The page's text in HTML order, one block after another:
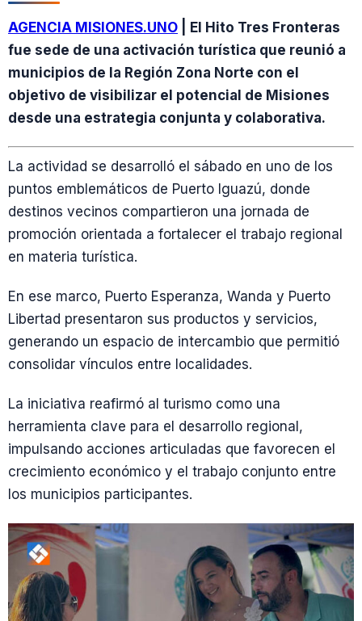
AGENCIA MISIONES.UNO | El Hito Tres Fronteras
fue sede de una activación turística que reunió a
municipios de la Región Zona Norte con el
objetivo de visibilizar el potencial de Misiones
desde una estrategia conjunta y colaborativa.
La actividad se desarrolló el sábado en uno de los
puntos emblemáticos de Puerto Iguazú, donde
destinos vecinos compartieron una jornada de
promoción orientada a fortalecer el trabajo regional
en materia turística.
En ese marco, Puerto Esperanza, Wanda y Puerto
Libertad presentaron sus productos y servicios,
generando un espacio de intercambio que permitió
consolidar vínculos entre localidades.
La iniciativa reafirmó al turismo como una
herramienta clave para el desarrollo regional,
impulsando acciones articuladas que favorecen el
crecimiento económico y el trabajo conjunto entre
los municipios participantes.